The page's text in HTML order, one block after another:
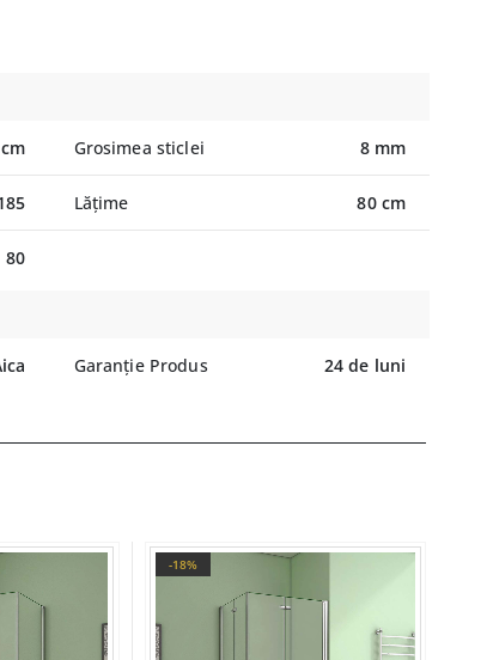
Grosimea sticlei 8 mm
Lățime 80 cm
80
Garanție Produs 24 de luni
-18%